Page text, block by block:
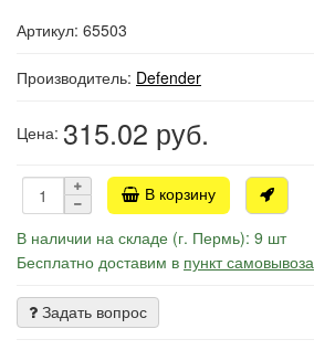
Артикул: 65503
Производитель: Defender
Цена: 315.02 руб.
В корзину
В наличии на складе (г. Пермь): 9 шт
Бесплатно доставим в пункт самовывоза
Задать вопрос